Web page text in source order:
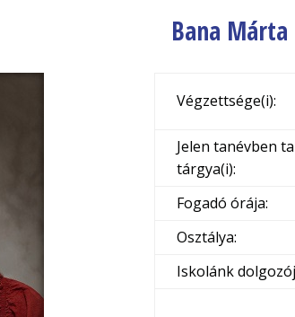
Bana Márta
Végzettsége(i):
Jelen tanévben
tárgya(i):
Fogadó órája:
Osztálya:
Iskolánk